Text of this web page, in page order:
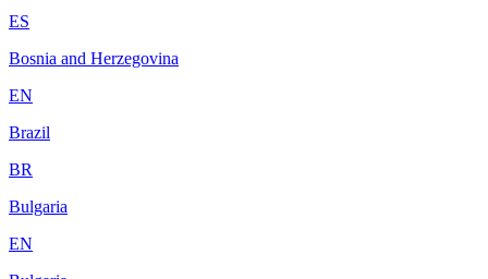
ES
Bosnia and Herzegovina
EN
Brazil
BR
Bulgaria
EN